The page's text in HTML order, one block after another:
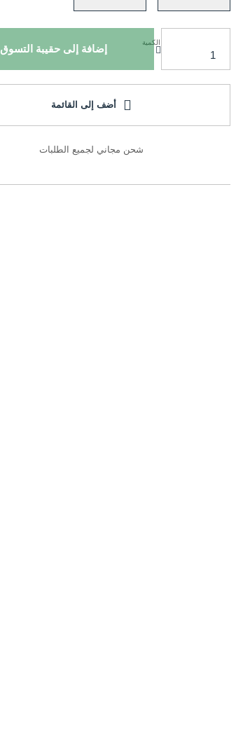
الكمية
إضافة إلى حقيبة التسوق
أضف إلى القائمة
شحن مجاني لجميع الطلبات